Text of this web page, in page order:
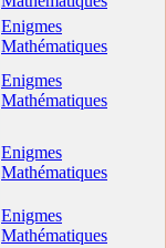
Enigmes
Mathématiques
Enigmes
Mathématiques
Enigmes
Mathématiques
Enigmes
Mathématiques